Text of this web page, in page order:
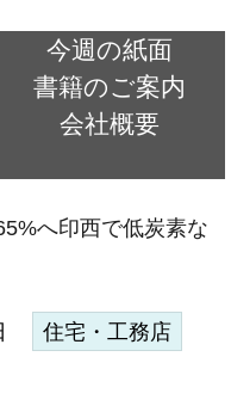
今週の紙面
書籍のご案内
会社概要
へ印西で低炭素な
住宅・工務店